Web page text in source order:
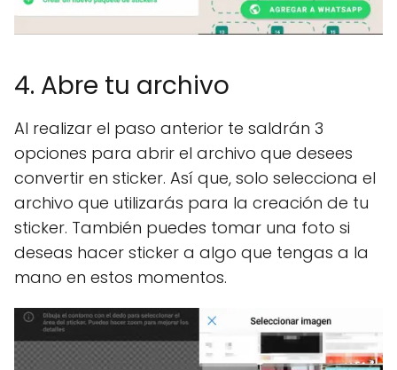
4. Abre tu archivo
Al realizar el paso anterior te saldrán 3
opciones para abrir el archivo que desees
convertir en sticker. Así que, solo selecciona el
archivo que utilizarás para la creación de tu
sticker. También puedes tomar una foto si
deseas hacer sticker a algo que tengas a la
mano en estos momentos.